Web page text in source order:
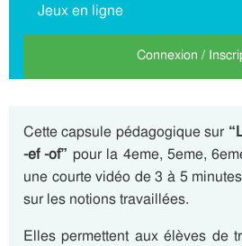
Jeux en ligne
Connexion /
Cette capsule pédagogique sur
-ef -of” pour la 4eme, 5eme,
une courte vidéo de 3 à 5
sur les notions travaillées.
Elles permettent aux élèves de